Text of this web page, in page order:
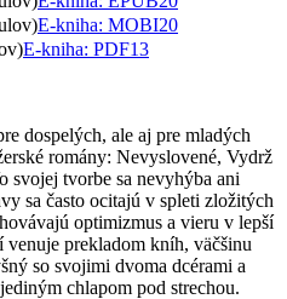
E-kniha: MOBI20
E-kniha: PDF13
dospelých, ale aj pre mladých
romány: Nevyslovené, Vydrž
svojej tvorbe sa nevyhýba ani
sa často ocitajú v spleti zložitých
optimizmus a vieru v lepší
prekladom kníh, väčšinu
so svojimi dvoma dcérami a
chlapom pod strechou.